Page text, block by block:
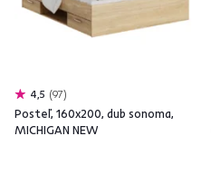
4,5 97
Posteľ, 160x200, dub sonoma,
MICHIGAN NEW